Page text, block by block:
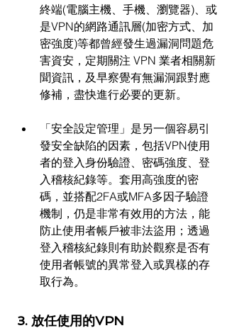
終端(電腦主機、手機、瀏覽器)、或
是VPN的網路通訊層(加密方式、加
密強度)等都曾經發生過漏洞問題危
害資安，定期關注 VPN 業者相關新
聞資訊，及早察覺有無漏洞跟對應
修補，盡快進行必要的更新。
「安全設定管理」是另一個容易引
發安全缺陷的因素，包括VPN使用
者的登入身份驗證、密碼強度、登
入稽核紀錄等。套用高強度的密
碼，並搭配2FA或MFA多因子驗證
機制，仍是非常有效用的方法，能
防止使用者帳戶被非法盜用；透過
登入稽核紀錄則有助於觀察是否有
使用者帳號的異常登入或異樣的存
取行為。
3. 放任使用的VPN